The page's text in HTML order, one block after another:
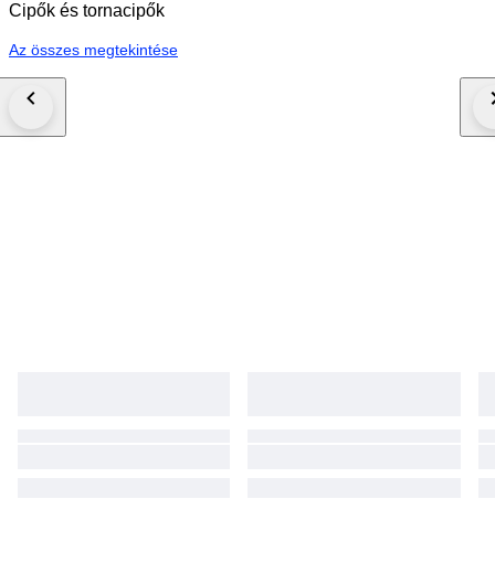
Cipők és tornacipők
Az összes megtekintése